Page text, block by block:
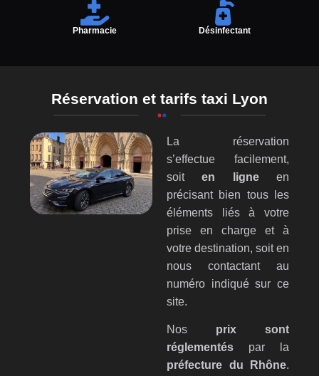
Pharmacie Désinfectant
Réservation et tarifs taxi Lyon
La réservation
s’effectue facilement,
soiten ligneen
précisant bien tous les
éléments liés à votre
prise en charge et à
votre destination, soit en
nous contactant au
numéro indiqué sur ce
site.
Nos prix sont
réglementés par la
préfecture du Rhône.